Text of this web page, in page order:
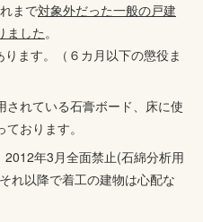
まで対象外だった一般の戸建
ました。
ります。（６カ月以下の懲役ま
されている石膏ボード、床に使
おります。
年3月全面禁止(石綿分析用
れ以降で着工の建物は心配な